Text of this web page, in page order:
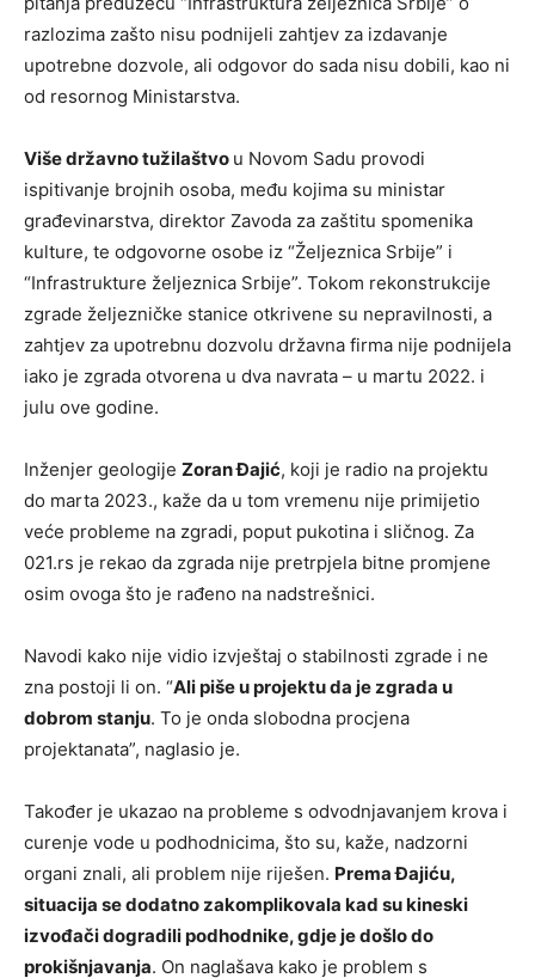
razlozima zašto nisu podnijeli zahtjev za izdavanje
upotrebne dozvole, ali odgovor do sada nisu dobili, kao ni
od resornog Ministarstva.
Više državno tužilaštvo u Novom Sadu provodi
ispitivanje brojnih osoba, među kojima su ministar
građevinarstva, direktor Zavoda za zaštitu spomenika
kulture, te odgovorne osobe iz “Željeznica Srbije” i
“Infrastrukture željeznica Srbije”. Tokom rekonstrukcije
zgrade željezničke stanice otkrivene su nepravilnosti, a
zahtjev za upotrebnu dozvolu državna firma nije podnijela
iako je zgrada otvorena u dva navrata – u martu 2022. i
julu ove godine.
Inženjer geologije Zoran Đajić, koji je radio na projektu
do marta 2023., kaže da u tom vremenu nije primijetio
veće probleme na zgradi, poput pukotina i sličnog. Za
021.rs je rekao da zgrada nije pretrpjela bitne promjene
osim ovoga što je rađeno na nadstrešnici.
Navodi kako nije vidio izvještaj o stabilnosti zgrade i ne
zna postoji li on. “Ali piše u projektu da je zgrada u
dobrom stanju. To je onda slobodna procjena
projektanata”, naglasio je.
Također je ukazao na probleme s odvodnjavanjem krova i
curenje vode u podhodnicima, što su, kaže, nadzorni
organi znali, ali problem nije riješen. Prema Đajiću,
situacija se dodatno zakomplikovala kad su kineski
izvođači dogradili podhodnike, gdje je došlo do
prokišnjavanja. On naglašava kako je problem s